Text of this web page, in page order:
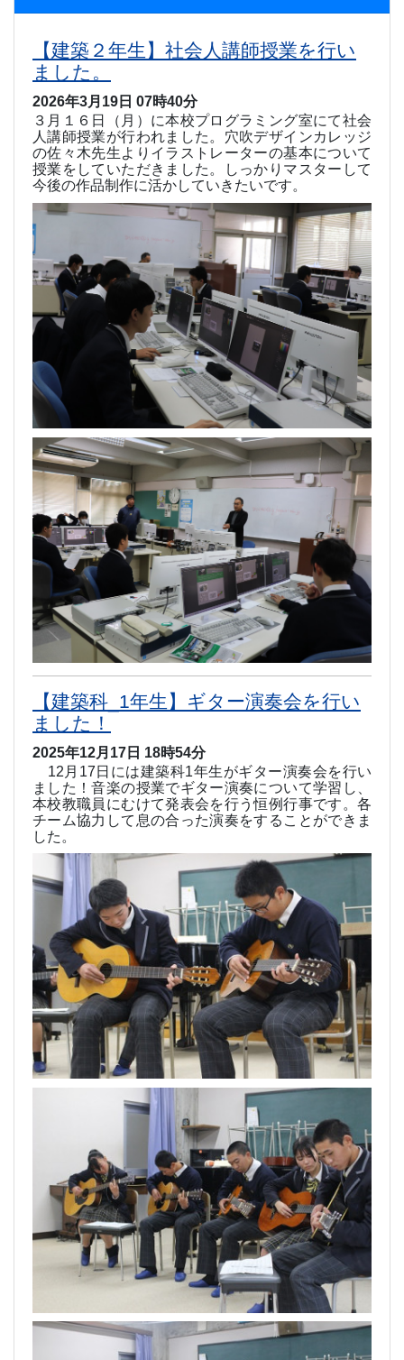
【建築２年生】社会人講師授業を行い
ました。
2026年3月19日 07時40分
３月１６日（月）に本校プログラミング室にて社会
人講師授業が行われました。穴吹デザインカレッジ
の佐々木先生よりイラストレーターの基本について
授業をしていただきました。しっかりマスターして
今後の作品制作に活かしていきたいです。
【建築科_1年生】ギター演奏会を行い
ました！
2025年12月17日 18時54分
12 月 17 日には建築科1年生がギター演奏会を行い
ました！音楽の授業でギター演奏について学習し、
本校教職員にむけて発表会を行う恒例行事です。各
チーム協力して息の合った演奏をすることができま
した。